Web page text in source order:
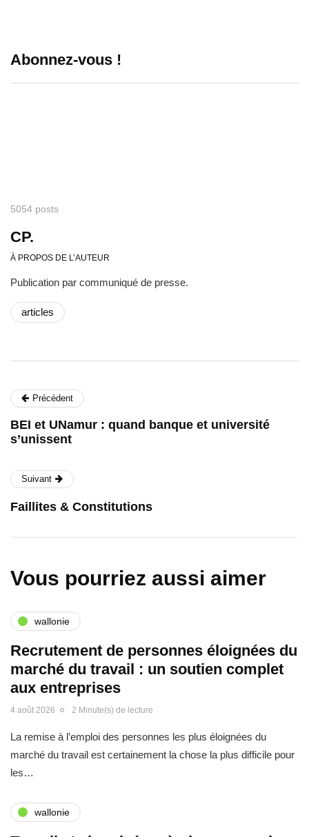
Abonnez-vous !
5054 posts
CP.
À PROPOS DE L’AUTEUR
Publication par communiqué de presse.
articles
Précédent
BEI et UNamur : quand banque et université
s’unissent
Suivant
Faillites & Constitutions
Vous pourriez aussi aimer
wallonie
Recrutement de personnes éloignées du
marché du travail : un soutien complet
aux entreprises
4 août 2026 2 Minute(s) de lecture
La remise à l’emploi des personnes les plus éloignées du
marché du travail est certainement la chose la plus difficile pour
les…
wallonie